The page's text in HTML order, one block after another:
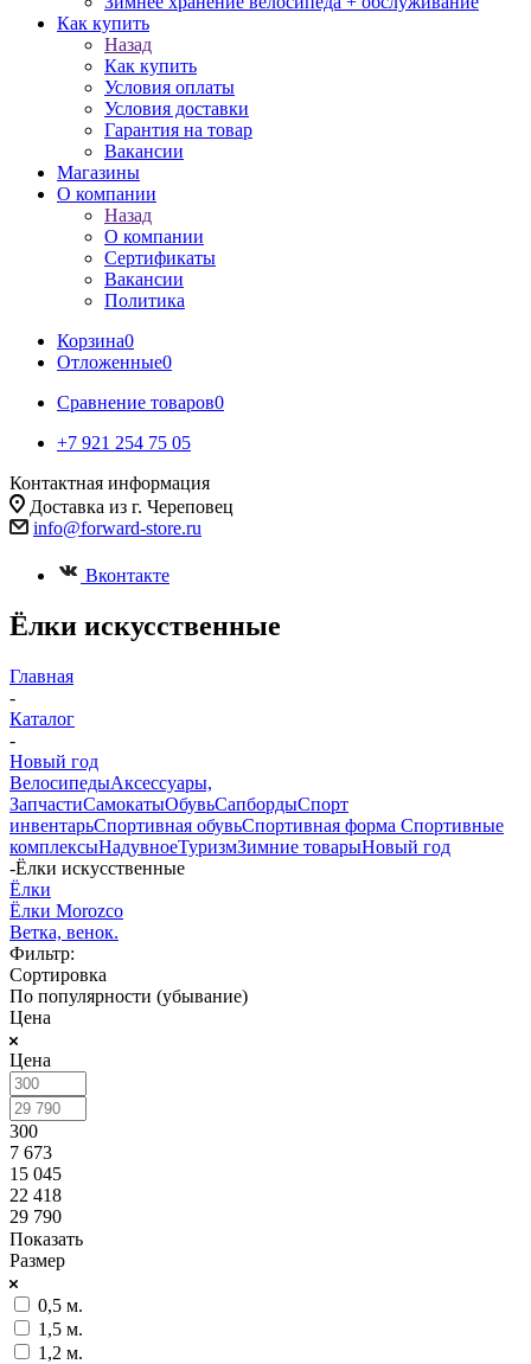
Как купить
Назад
Как купить
Условия оплаты
Условия доставки
Гарантия на товар
Вакансии
Магазины
О компании
Назад
О компании
Сертификаты
Вакансии
Политика
Корзина0
Отложенные0
Сравнение товаров0
+7 921 254 75 05
Контактная информация
Доставка из г. Череповец
info@forward-store.ru
Вконтакте
Ёлки искусственные
Главная
-
Каталог
-
Новый год
ВелосипедыАксессуары,
ЗапчастиСамокатыОбувьСапбордыСпорт
инвентарьСпортивная обувьСпортивная форма Спортивные
комплексыНадувноеТуризмЗимние товарыНовый год
-Ёлки искусственные
Ёлки
Ёлки Morozco
Ветка, венок.
Фильтр:
Сортировка
По популярности (убывание)
Цена
Цена
300
7 673
15 045
22 418
29 790
Показать
Размер
0,5 м.
1,5 м.
1,2 м.